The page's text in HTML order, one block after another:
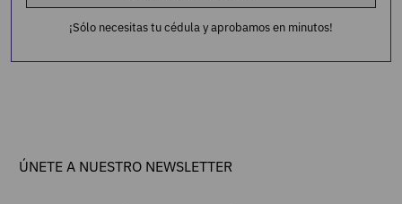
¡Sólo necesitas tu cédula y aprobamos en minutos!
ÚNETE A NUESTRO NEWSLETTER